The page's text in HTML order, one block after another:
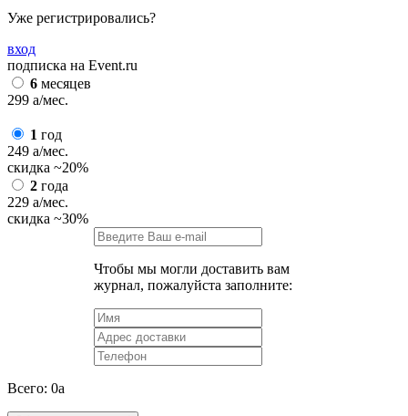
Уже регистрировались?
вход
подписка на Event.ru
6 месяцев
299 a/мес.
1 год
249 a/мес.
скидка ~20%
2 года
229 a/мес.
скидка ~30%
Чтобы мы могли доставить вам
журнал, пожалуйста заполните:
Всего: 0a